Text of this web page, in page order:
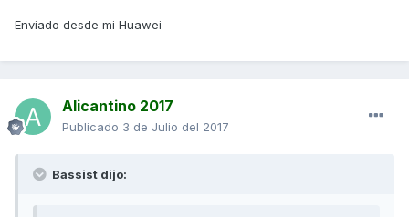
Enviado desde mi Huawei
Alicantino 2017
Publicado 3 de Julio del 2017
Bassist dijo: